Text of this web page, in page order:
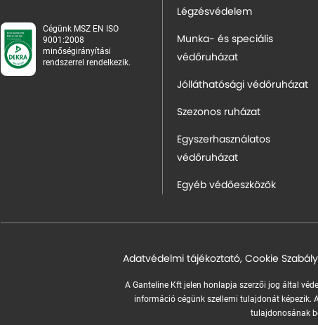
Cégünk MSZ EN ISO
9001:2008
minőségirányítási
rendszerrel rendelkezik.
Légzésvédelem
Munka- és speciális
védőruházat
Jólláthatósági védőruházat
Szezonos ruházat
Egyszerhasználatos
védőruházat
Egyéb védőeszközök
Adatvédelmi tájékoztató, Cookie
A Ganteline Kft jelen honlapja szerzői jog által
információ cégünk szellemi tulajdonát képezik.
tulajdonosának